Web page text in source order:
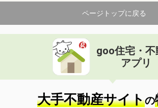
ページトップに戻る
goo住宅・不
アプリ
大手不動産サイトの